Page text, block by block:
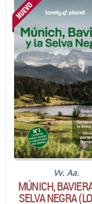
Vv. Aa.
MÚNICH,
SELVA NEGRA